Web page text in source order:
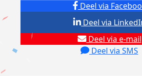
Deel via
Deel via e-mail
Deel via SMS
Deel via